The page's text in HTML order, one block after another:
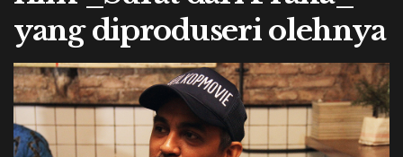
yang diproduseri olehnya